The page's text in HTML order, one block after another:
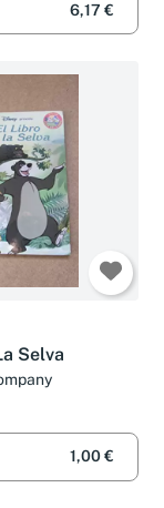
6,17 €
Selva
1,00 €